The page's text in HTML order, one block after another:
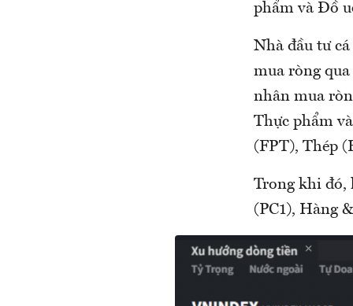
phẩm và Đồ
Nhà đầu tư
mua ròng
nhân mua
Thực phẩm
(FPT), Thép
Trong khi đó,
(PC1), Hàng